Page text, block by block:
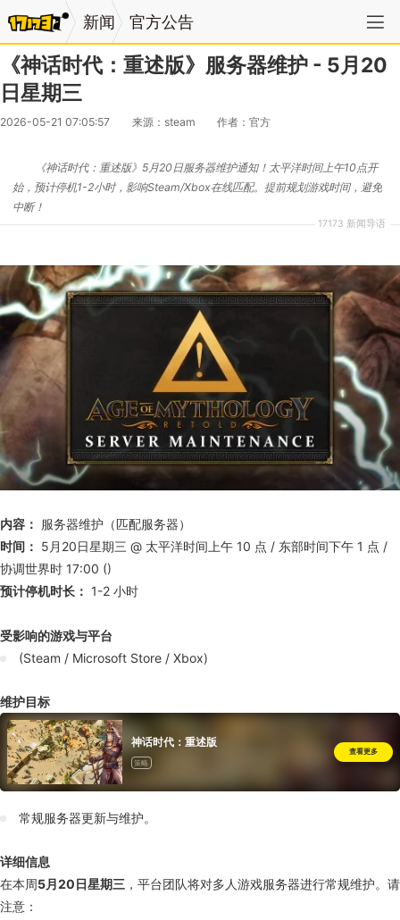
新闻 官方公告
《神话时代：重述版》服务器维护 - 5月20
日星期三
2026-05-21 07:05:57 来源：steam 作者：官方
17173 新闻导语
《神话时代：重述版》5月20日服务器维护通知！太平洋时间上午10点开
始，预计停机1-2小时，影响Steam/Xbox在线匹配。提前规划游戏时间，避免
中断！
内容： 服务器维护（匹配服务器）
时间： 5月20日星期三 @ 太平洋时间上午 10 点 / 东部时间下午 1 点 /
协调世界时 17:00 ()
预计停机时长： 1-2 小时
受影响的游戏与平台
(Steam / Microsoft Store / Xbox)
维护目标
神话时代：重述版
策略
查看更多
常规服务器更新与维护。
详细信息
在本周5月20日星期三 ，平台团队将对多人游戏服务器进行常规维护。请
注意：